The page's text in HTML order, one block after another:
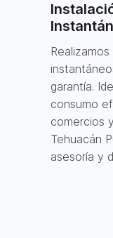
garantía.
consumo
comercios
Tehuacán
asesoría y